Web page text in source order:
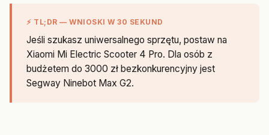
⚡ TL;DR — WNIOSKI W 30 SEKUND
Jeśli szukasz uniwersalnego sprzętu, postaw na
Xiaomi Mi Electric Scooter 4 Pro. Dla osób z
budżetem do 3000 zł bezkonkurencyjny jest
Segway Ninebot Max G2.